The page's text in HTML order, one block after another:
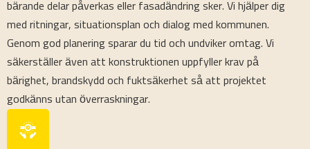
bärande delar påverkas eller fasadändring sker. Vi hjälper dig
med ritningar, situationsplan och dialog med kommunen.
Genom god planering sparar du tid och undviker omtag. Vi
säkerställer även att konstruktionen uppfyller krav på
bärighet, brandskydd och fuktsäkerhet så att projektet
godkänns utan överraskningar.